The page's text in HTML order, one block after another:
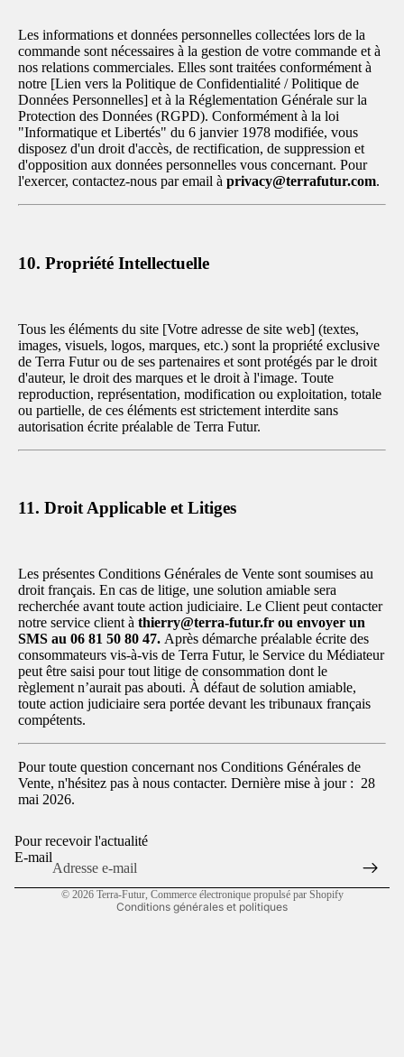
Les informations et données personnelles collectées lors de la
commande sont nécessaires à la gestion de votre commande et à
nos relations commerciales. Elles sont traitées conformément à
notre [Lien vers la Politique de Confidentialité / Politique de
Données Personnelles] et à la Réglementation Générale sur la
Protection des Données (RGPD). Conformément à la loi
"Informatique et Libertés" du 6 janvier 1978 modifiée, vous
disposez d'un droit d'accès, de rectification, de suppression et
d'opposition aux données personnelles vous concernant. Pour
l'exercer, contactez-nous par email à privacy@terrafutur.com.
10. Propriété Intellectuelle
Tous les éléments du site [Votre adresse de site web] (textes,
images, visuels, logos, marques, etc.) sont la propriété exclusive
de Terra Futur ou de ses partenaires et sont protégés par le droit
d'auteur, le droit des marques et le droit à l'image. Toute
reproduction, représentation, modification ou exploitation, totale
ou partielle, de ces éléments est strictement interdite sans
autorisation écrite préalable de Terra Futur.
11. Droit Applicable et Litiges
Les présentes Conditions Générales de Vente sont soumises au
droit français. En cas de litige, une solution amiable sera
recherchée avant toute action judiciaire. Le Client peut contacter
notre service client à thierry@terra-futur.fr ou envoyer un
SMS au 06 81 50 80 47. Après démarche préalable écrite des
consommateurs vis-à-vis de Terra Futur, le Service du Médiateur
peut être saisi pour tout litige de consommation dont le
règlement n’aurait pas abouti. À défaut de solution amiable,
toute action judiciaire sera portée devant les tribunaux français
compétents.
Pour toute question concernant nos Conditions Générales de
Vente, n'hésitez pas à nous contacter. Dernière mise à jour : 28
mai 2026.
Pour recevoir l'actualité
E-mail
© 2026 Terra-Futur, Commerce électronique propulsé par Shopify
Conditions générales et politiques
Politique de confidentialité
Politique de remboursement
Conditions d’utilisation
Politique d’expédition
Conditions générales de vente
Mentions légales